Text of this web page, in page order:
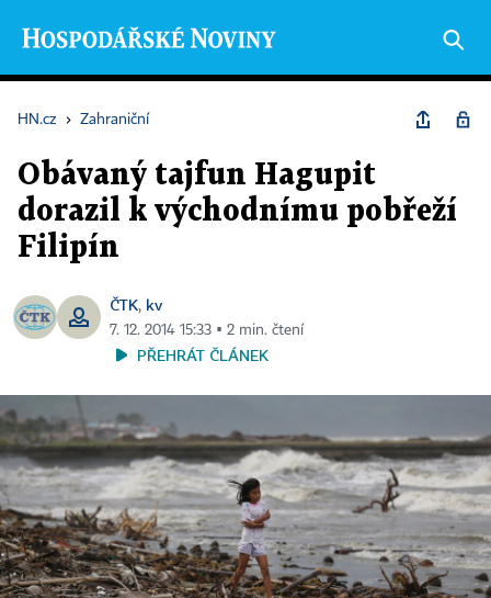
HN.cz › Zahraniční
Obávaný tajfun Hagupit
dorazil k východnímu pobřeží
Filipín
ČTK, kv
7. 12. 2014 15:33 ▪ 2 min. čtení
PŘEHRÁT ČLÁNEK